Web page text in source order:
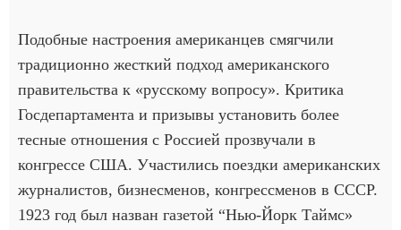
Подобные настроения американцев смягчили
традиционно жесткий подход американского
правительства к «русскому вопросу». Критика
Госдепартамента и призывы установить более
тесные отношения с Россией прозвучали в
конгрессе США. Участились поездки американских
журналистов, бизнесменов, конгрессменов в СССР.
1923 год был назван газетой “Нью-Йорк Таймс»